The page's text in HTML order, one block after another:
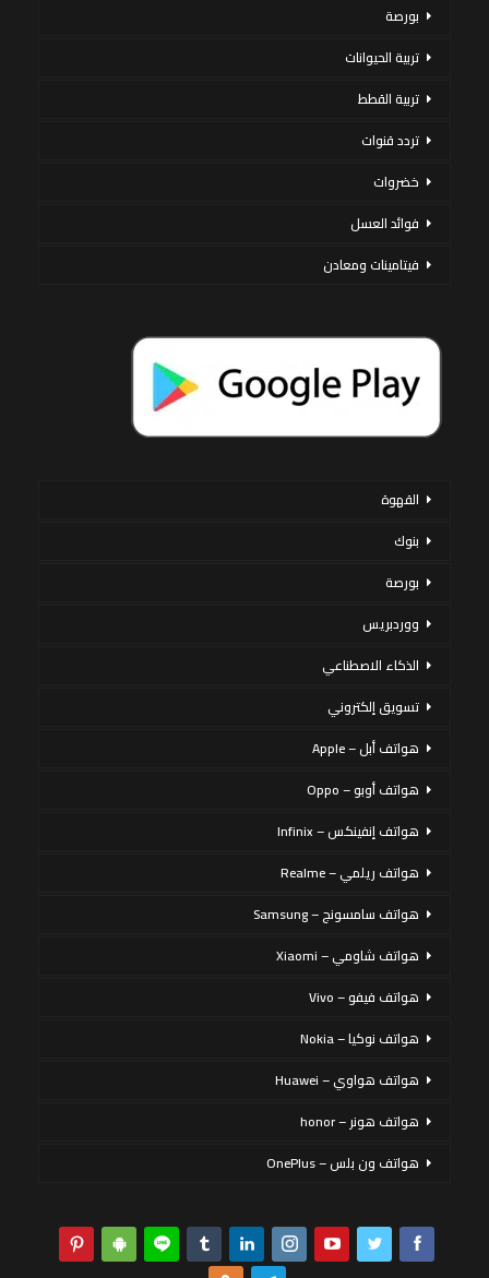
بورصة
تربية الحيوانات
تربية القطط
تردد قنوات
خضروات
فوائد العسل
فيتامينات ومعادن
القهوة
بنوك
بورصة
ووردبريس
الذكاء الاصطناعي
تسويق إلكتروني
هواتف أبل – Apple
هواتف أوبو – Oppo
هواتف إنفينكس – Infinix
هواتف ريلمي – Realme
هواتف سامسونج – Samsung
هواتف شاومي – Xiaomi
هواتف فيفو – Vivo
هواتف نوكيا – Nokia
هواتف هواوي – Huawei
هواتف هونر – honor
هواتف ون بلس – OnePlus